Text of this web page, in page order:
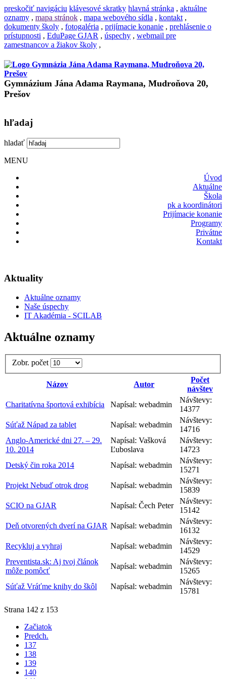
preskočiť navigáciu klávesové skratky hlavná stránka , aktuálne
oznamy , mapa stránok , mapa webového sídla , kontakt ,
dokumenty školy , fotogaléria , prijímacie konanie , prehlásenie o
prístupnosti , EduPage GJAR , úspechy , webmail pre
zamestnancov a žiakov školy ,
Gymnázium Jána Adama Raymana, Mudroňova 20,
Prešov
hľadaj
hladať
MENU
Úvod
Aktuálne
Škola
pk a koordinátori
Prijímacie konanie
Programy
Privátne
Kontakt
Aktuality
Aktuálne oznamy
Naše úspechy
IT Akadémia - SCILAB
Aktuálne oznamy
Zobr. počet
Názov Autor
Počet
návštev
Charitatívna športová exhibícia
Napísal: webadmin
Návštevy:
14377
Súťaž Nápad za tablet
Napísal: webadmin
Návštevy:
14716
Anglo-Americké dni 27. – 29.
10. 2014
Napísal: Vašková
Ľuboslava
Návštevy:
14723
Detský čin roka 2014
Napísal: webadmin
Návštevy:
15271
Projekt Nebuď otrok drog
Napísal: webadmin
Návštevy:
15839
SCIO na GJAR
Napísal: Čech Peter
Návštevy:
15142
Deň otvorených dverí na GJAR Napísal: webadmin
Návštevy:
16132
Recykluj a vyhraj
Napísal: webadmin
Návštevy:
14529
Preventista.sk: Aj tvoj článok
môže pomôcť
Napísal: webadmin
Návštevy:
15265
Súťaž Vráťme knihy do škôl
Napísal: webadmin
Návštevy:
15781
Strana 142 z 153
Začiatok
Predch.
137
138
139
140